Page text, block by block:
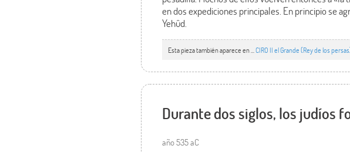
en dos expediciones principales. En principio se
Yehûd.
Esta pieza también aparece en ...CIRO II el Grande (Rey de los
Durante dos siglos, los judíos
año 535 aC